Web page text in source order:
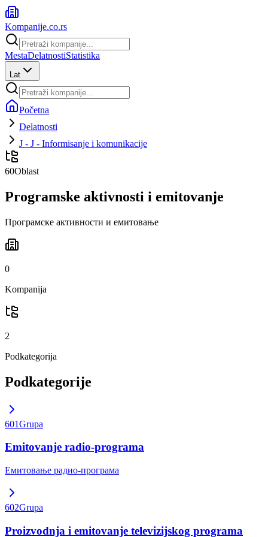
Kompanije.co.rs
MestaDelatnostiStatistika
Lat
Početna
Delatnosti
J - J - Informisanje i komunikacije
60Oblast
Programske aktivnosti i emitovanje
Програмске активности и емитовање
0
Kompanija
2
Podkategorija
Podkategorije
601Grupa
Emitovanje radio-programa
Емитовање радио-програма
602Grupa
Proizvodnja i emitovanje televizijskog programa